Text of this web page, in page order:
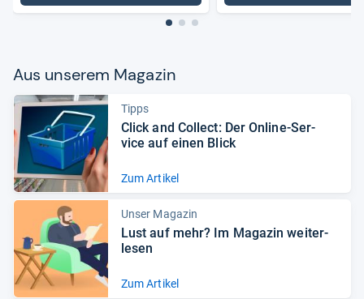
Aus unse­rem Maga­zin
Tipps
Click and Col­lect: Der Online-​Ser­
vice auf einen Blick
Zum Artikel
Unser Magazin
Lust auf mehr? Im Maga­zin wei­ter­
le­sen
Zum Artikel